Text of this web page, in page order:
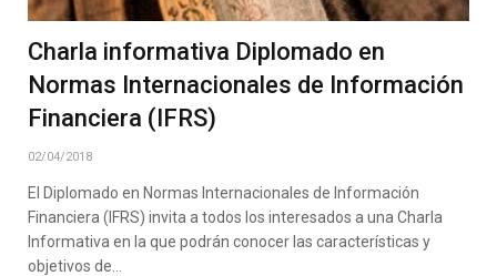
Charla informativa Diplomado en
Normas Internacionales de Información
Financiera (IFRS)
02/04/2018
El Diplomado en Normas Internacionales de Información
Financiera (IFRS) invita a todos los interesados a una Charla
Informativa en la que podrán conocer las características y
objetivos de…